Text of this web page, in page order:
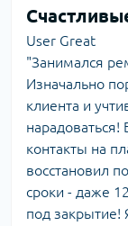
User Great
"Занимался
Изначально
клиента и
нарадоваться!
контакты на
восстановил
сроки - даже
под закрытие!